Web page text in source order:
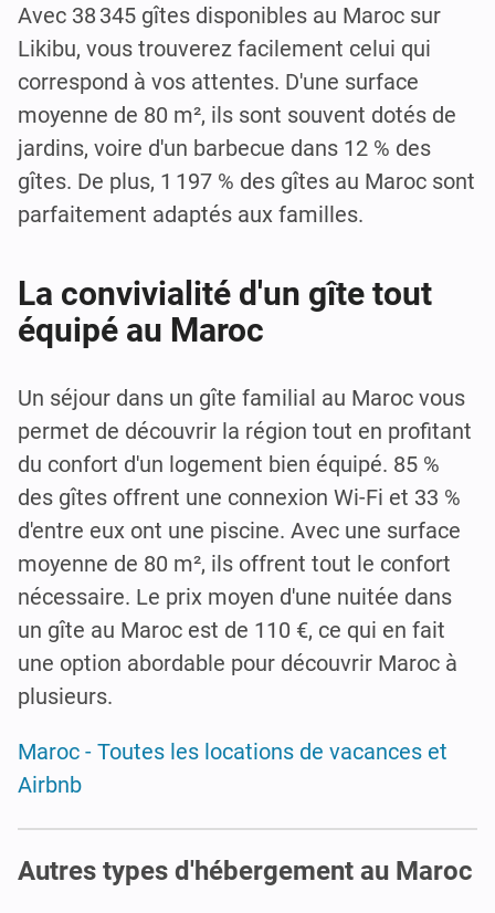
Avec 38 345 gîtes disponibles au Maroc sur
Likibu, vous trouverez facilement celui qui
correspond à vos attentes. D'une surface
moyenne de 80 m², ils sont souvent dotés de
jardins, voire d'un barbecue dans 12 % des
gîtes. De plus, 1 197 % des gîtes au Maroc sont
parfaitement adaptés aux familles.
La convivialité d'un gîte tout
équipé au Maroc
Un séjour dans un gîte familial au Maroc vous
permet de découvrir la région tout en profitant
du confort d'un logement bien équipé. 85 %
des gîtes offrent une connexion Wi-Fi et 33 %
d'entre eux ont une piscine. Avec une surface
moyenne de 80 m², ils offrent tout le confort
nécessaire. Le prix moyen d'une nuitée dans
un gîte au Maroc est de 110 €, ce qui en fait
une option abordable pour découvrir Maroc à
plusieurs.
Maroc - Toutes les locations de vacances et
Airbnb
Autres types d'hébergement au Maroc